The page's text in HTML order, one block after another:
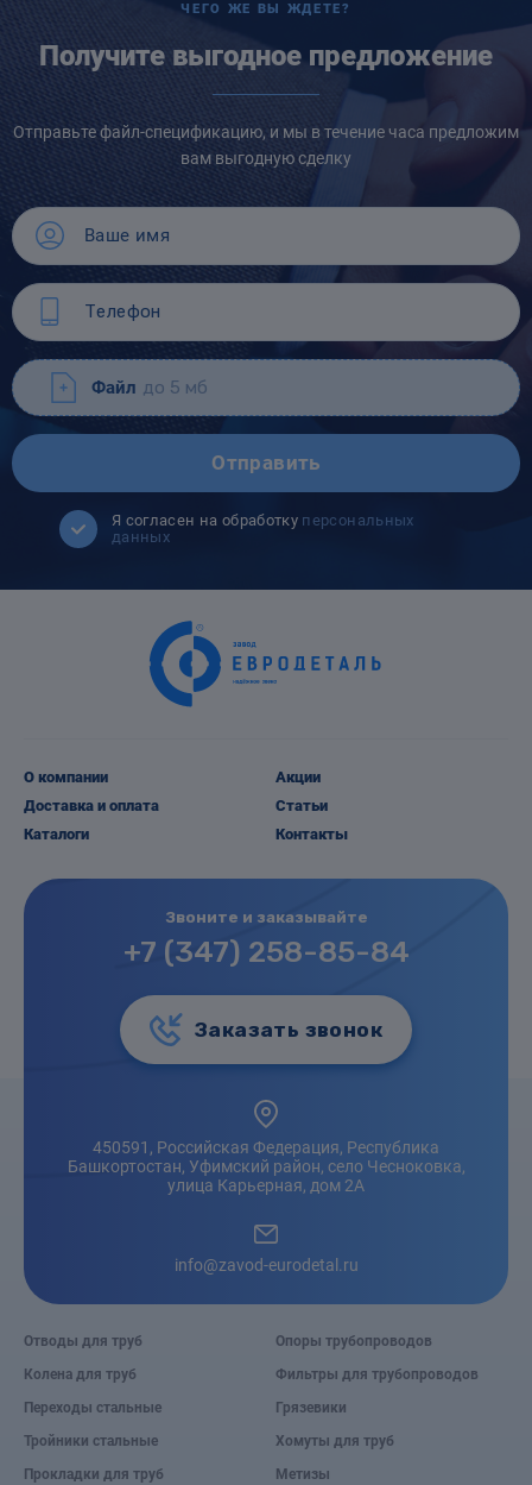
ЧЕГО ЖЕ ВЫ ЖДЕТЕ?
Получите выгодное предложение
Отправьте файл-спецификацию, и мы в течение часа предложим
вам выгодную сделку
Файл до 5 мб
Отправить
Я согласен на обработку персональных
данных
О компании
Доставка и оплата
Каталоги
Акции
Статьи
Контакты
Звоните и заказывайте
+7 (347) 258-85-84
Заказать звонок
450591, Российская Федерация, Республика
Башкортостан, Уфимский район, село Чесноковка,
улица Карьерная, дом 2А
info@zavod-eurodetal.ru
Отводы для труб
Колена для труб
Переходы стальные
Тройники стальные
Прокладки для труб
Опоры трубопроводов
Фильтры для трубопроводов
Грязевики
Хомуты для труб
Метизы